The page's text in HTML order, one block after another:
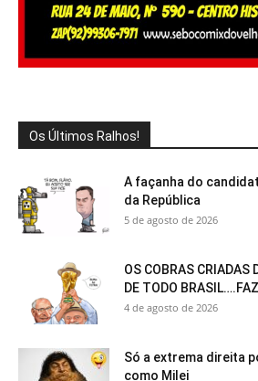
Os Últimos Ralhos!
A façanha do
da República
5 de agosto de 2026
OS COBRAS CRIADAS
DE TODO
4 de agosto de 2026
Só a extrema direita
como Milei